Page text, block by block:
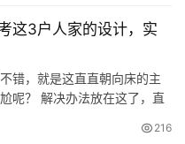
这3户人家的设计，实
错，就是这直直朝向床的主
呢？ 解决办法放在这了，直
商诚园 主卧面积16㎡，靠
216